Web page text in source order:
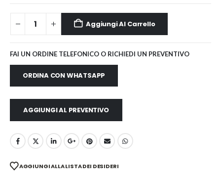
Aggiungi Al Carrello
FAI UN ORDINE TELEFONICO O RICHIEDI UN PREVENTIVO
ORDINA CON WHATSAPP
AGGIUNGI AL PREVENTIVO
AGGIUNGI ALLA LISTA DEI DESIDERI